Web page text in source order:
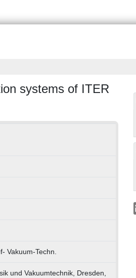
systems of ITER
Vakuum-Techn.
und Vakuumtechnik, Dresden,